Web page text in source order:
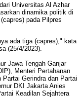
Universitas Al Azhar
dinamika politik di
pada Pilpres
ada tiga (capres)," kata
(25/4/2023).
Jawa Tengah Ganjar
Menteri Pertahanan
Partai Gerindra dan Partai
DKI Jakarta Anies
Keadilan Sejahtera